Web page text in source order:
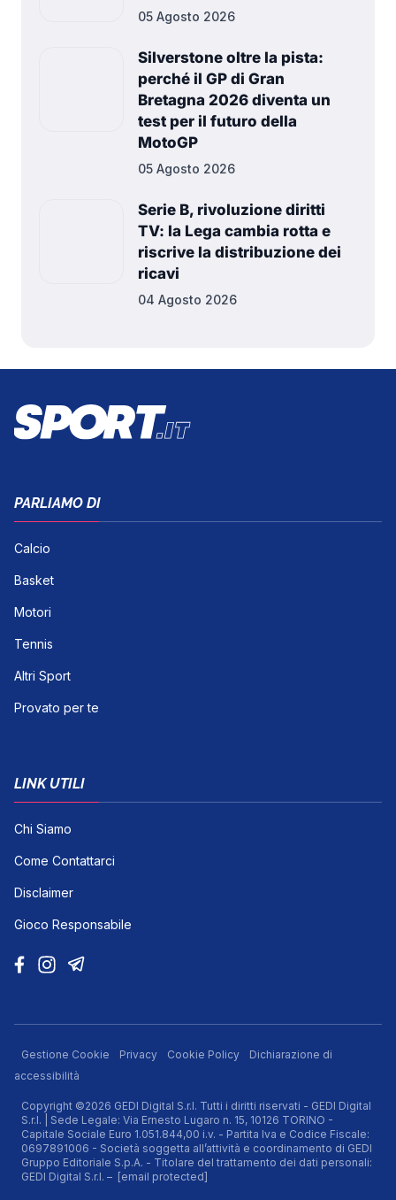
05 Agosto 2026
Silverstone oltre la pista:
perché il GP di Gran
Bretagna 2026 diventa un
test per il futuro della
MotoGP
05 Agosto 2026
Serie B, rivoluzione diritti
TV: la Lega cambia rotta e
riscrive la distribuzione dei
ricavi
04 Agosto 2026
PARLIAMO DI
Calcio
Basket
Motori
Tennis
Altri Sport
Provato per te
LINK UTILI
Chi Siamo
Come Contattarci
Disclaimer
Gioco Responsabile
Gestione Cookie Privacy Cookie Policy
Dichiarazione di
accessibilità
Copyright ©2026 GEDI Digital S.r.l. Tutti i diritti riservati - GEDI Digital
S.r.l. | Sede Legale: Via Ernesto Lugaro n. 15, 10126 TORINO -
Capitale Sociale Euro 1.051.844,00 i.v. - Partita Iva e Codice Fiscale:
0697891006 - Società soggetta all’attività e coordinamento di GEDI
Gruppo Editoriale S.p.A. - Titolare del trattamento dei dati personali:
GEDI Digital S.r.l. – [email protected]